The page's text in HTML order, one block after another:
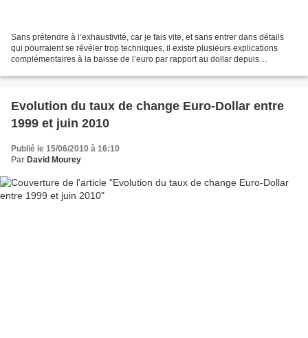
Sans prétendre à l’exhaustivité, car je fais vite, et sans entrer dans détails
qui pourraient se révéler trop techniques, il existe plusieurs explications
complémentaires à la baisse de l’euro par rapport au dollar depuis
Evolution du taux de change Euro-Dollar entre
1999 et juin 2010
Publié le 15/06/2010 à 16:10
Par David Mourey